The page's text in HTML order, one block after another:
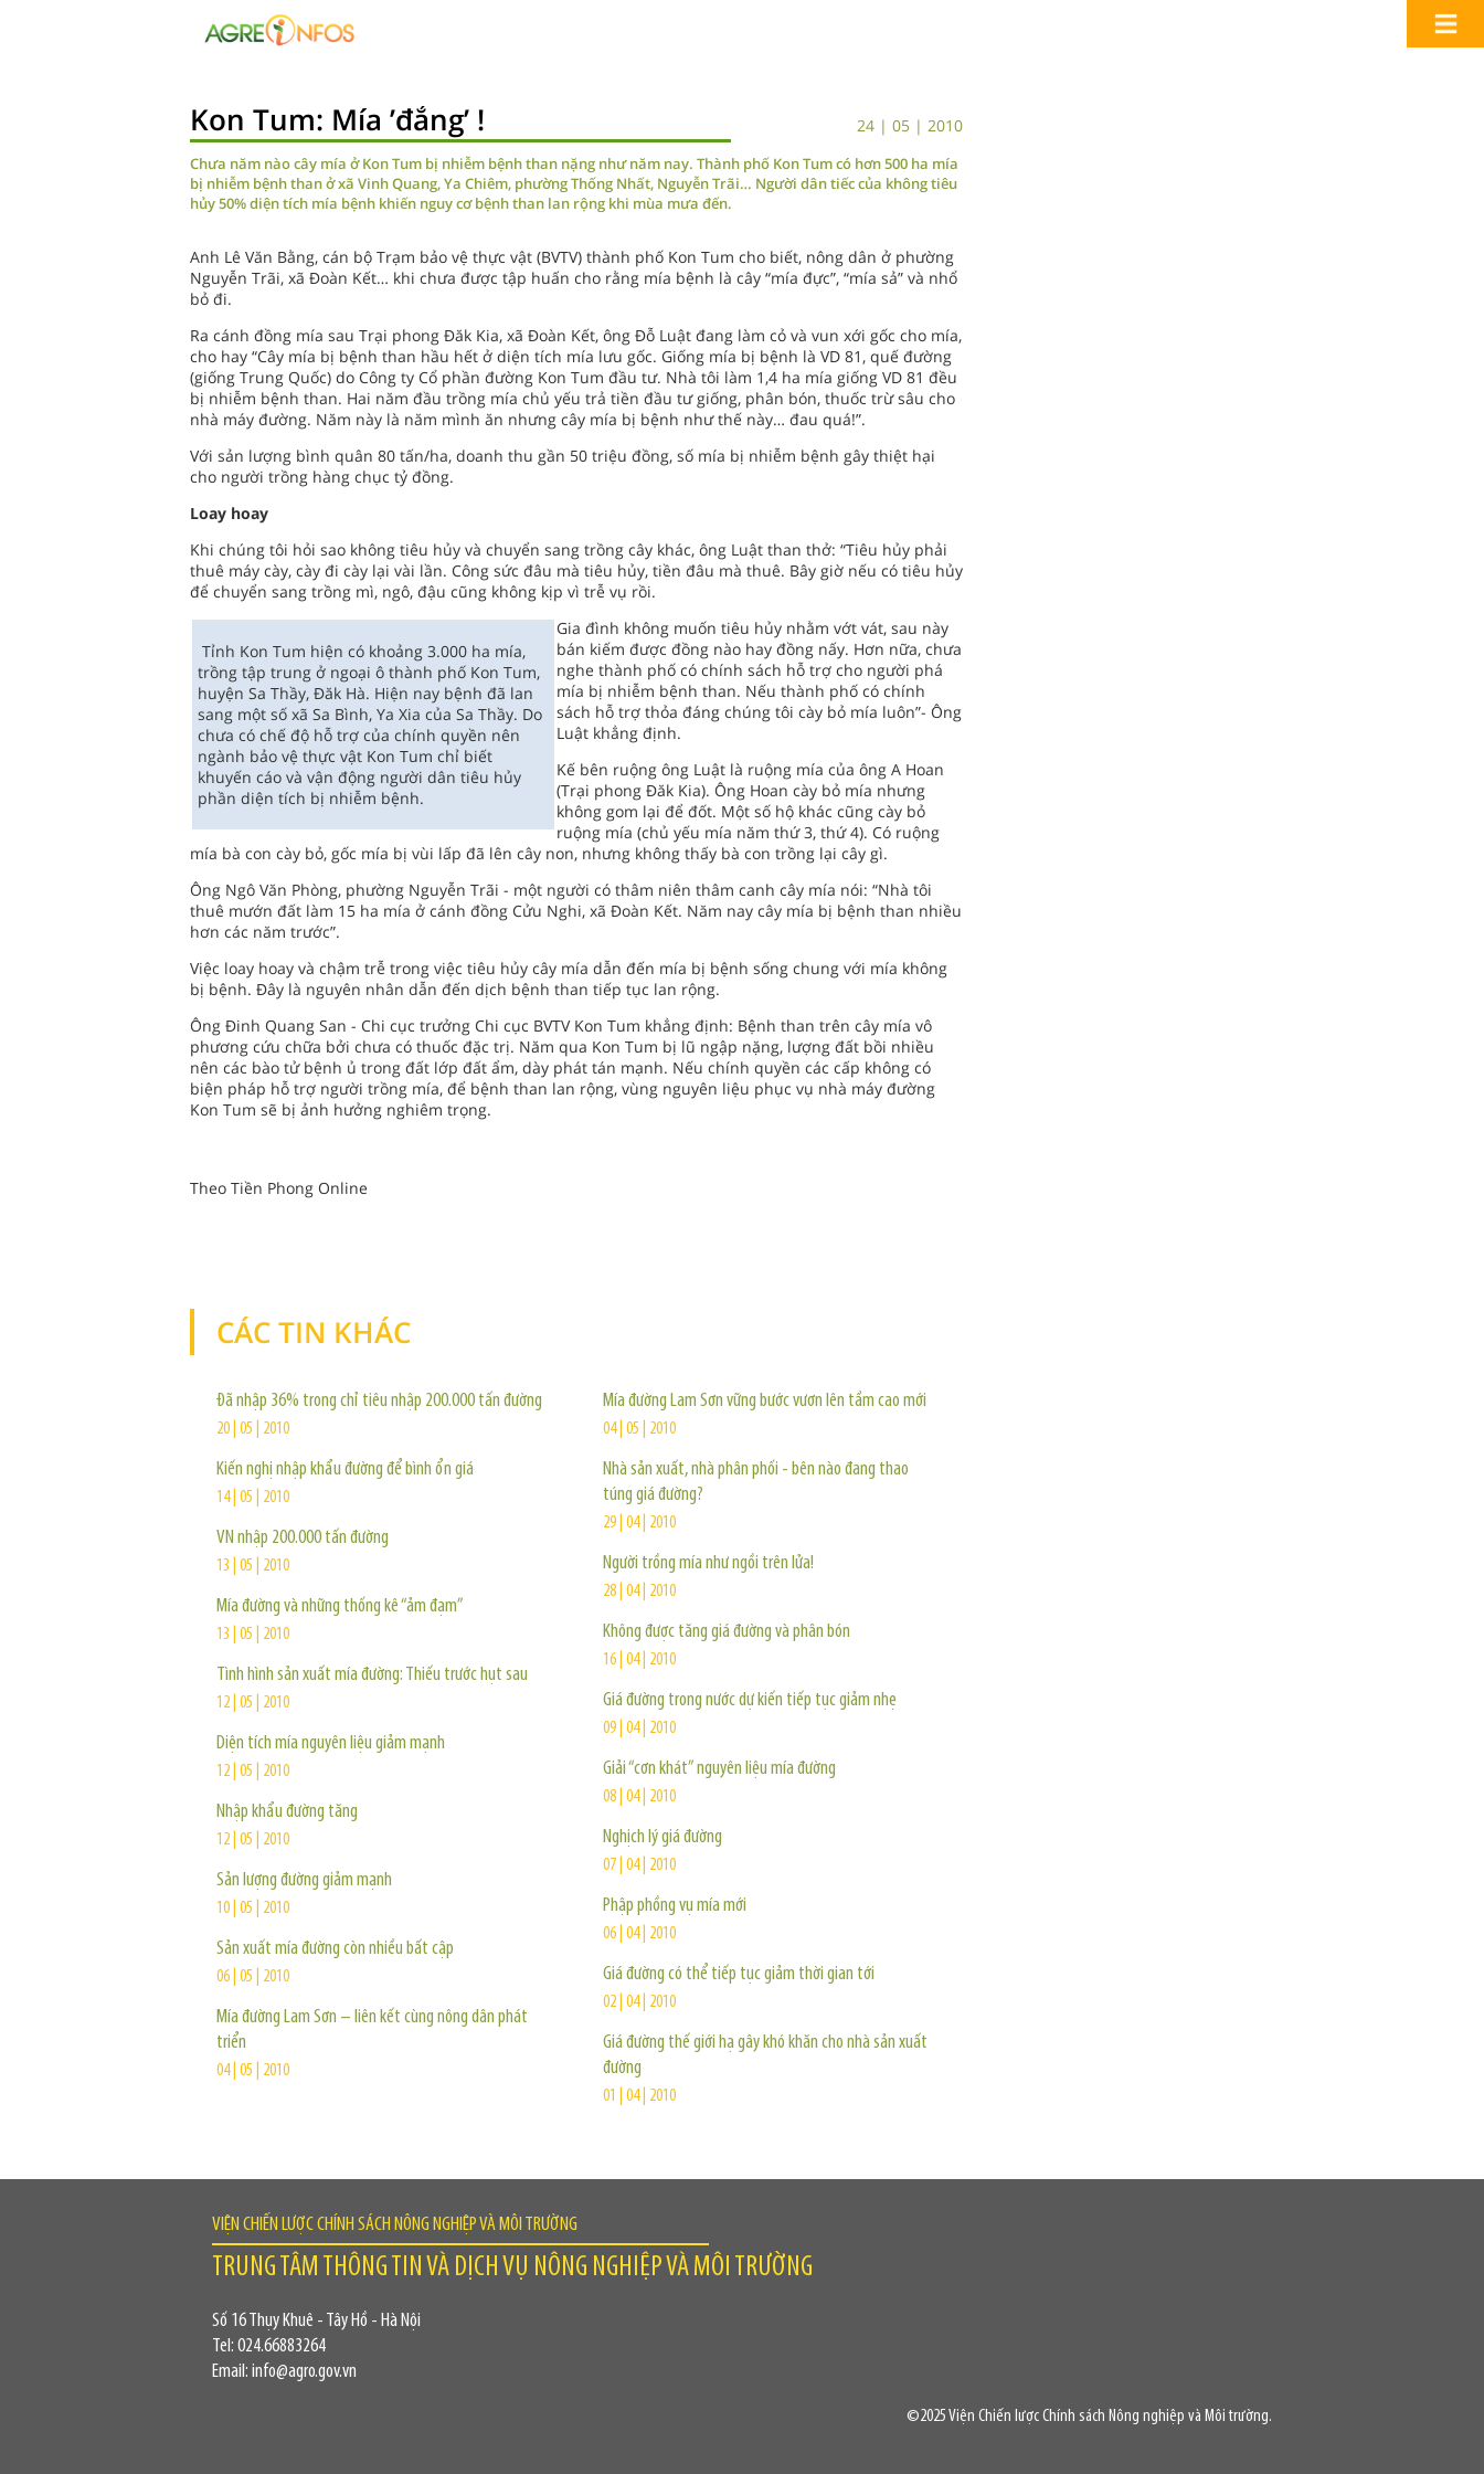
Kon Tum: Mía ’đắng’ ! 24 | 05 | 2010
Chưa năm nào cây mía ở Kon Tum bị nhiễm bệnh than nặng như năm nay. Thành phố Kon Tum có hơn 500 ha mía
bị nhiễm bệnh than ở xã Vinh Quang, Ya Chiêm, phường Thống Nhất, Nguyễn Trãi… Người dân tiếc của không tiêu
hủy 50% diện tích mía bệnh khiến nguy cơ bệnh than lan rộng khi mùa mưa đến.
Anh Lê Văn Bằng, cán bộ Trạm bảo vệ thực vật (BVTV) thành phố Kon Tum cho biết, nông dân ở phường
Nguyễn Trãi, xã Đoàn Kết… khi chưa được tập huấn cho rằng mía bệnh là cây “mía đực”, “mía sả” và nhổ
bỏ đi.
Ra cánh đồng mía sau Trại phong Đăk Kia, xã Đoàn Kết, ông Đỗ Luật đang làm cỏ và vun xới gốc cho mía,
cho hay “Cây mía bị bệnh than hầu hết ở diện tích mía lưu gốc. Giống mía bị bệnh là VD 81, quế đường
(giống Trung Quốc) do Công ty Cổ phần đường Kon Tum đầu tư. Nhà tôi làm 1,4 ha mía giống VD 81 đều
bị nhiễm bệnh than. Hai năm đầu trồng mía chủ yếu trả tiền đầu tư giống, phân bón, thuốc trừ sâu cho
nhà máy đường. Năm này là năm mình ăn nhưng cây mía bị bệnh như thế này… đau quá!”.
Với sản lượng bình quân 80 tấn/ha, doanh thu gần 50 triệu đồng, số mía bị nhiễm bệnh gây thiệt hại
cho người trồng hàng chục tỷ đồng.
Loay hoay
Khi chúng tôi hỏi sao không tiêu hủy và chuyển sang trồng cây khác, ông Luật than thở: “Tiêu hủy phải
thuê máy cày, cày đi cày lại vài lần. Công sức đâu mà tiêu hủy, tiền đâu mà thuê. Bây giờ nếu có tiêu hủy
để chuyển sang trồng mì, ngô, đậu cũng không kịp vì trễ vụ rồi.
Tỉnh Kon Tum hiện có khoảng 3.000 ha mía,
trồng tập trung ở ngoại ô thành phố Kon Tum,
huyện Sa Thầy, Đăk Hà. Hiện nay bệnh đã lan
sang một số xã Sa Bình, Ya Xia của Sa Thầy. Do
chưa có chế độ hỗ trợ của chính quyền nên
ngành bảo vệ thực vật Kon Tum chỉ biết
khuyến cáo và vận động người dân tiêu hủy
phần diện tích bị nhiễm bệnh.
Gia đình không muốn tiêu hủy nhằm vớt vát, sau này
bán kiếm được đồng nào hay đồng nấy. Hơn nữa, chưa
nghe thành phố có chính sách hỗ trợ cho người phá
mía bị nhiễm bệnh than. Nếu thành phố có chính
sách hỗ trợ thỏa đáng chúng tôi cày bỏ mía luôn”- Ông
Luật khẳng định.
Kế bên ruộng ông Luật là ruộng mía của ông A Hoan
(Trại phong Đăk Kia). Ông Hoan cày bỏ mía nhưng
không gom lại để đốt. Một số hộ khác cũng cày bỏ
ruộng mía (chủ yếu mía năm thứ 3, thứ 4). Có ruộng
mía bà con cày bỏ, gốc mía bị vùi lấp đã lên cây non, nhưng không thấy bà con trồng lại cây gì.
Ông Ngô Văn Phòng, phường Nguyễn Trãi - một người có thâm niên thâm canh cây mía nói: “Nhà tôi
thuê mướn đất làm 15 ha mía ở cánh đồng Cửu Nghi, xã Đoàn Kết. Năm nay cây mía bị bệnh than nhiều
hơn các năm trước”.
Việc loay hoay và chậm trễ trong việc tiêu hủy cây mía dẫn đến mía bị bệnh sống chung với mía không
bị bệnh. Đây là nguyên nhân dẫn đến dịch bệnh than tiếp tục lan rộng.
Ông Đinh Quang San - Chi cục trưởng Chi cục BVTV Kon Tum khẳng định: Bệnh than trên cây mía vô
phương cứu chữa bởi chưa có thuốc đặc trị. Năm qua Kon Tum bị lũ ngập nặng, lượng đất bồi nhiều
nên các bào tử bệnh ủ trong đất lớp đất ẩm, dày phát tán mạnh. Nếu chính quyền các cấp không có
biện pháp hỗ trợ người trồng mía, để bệnh than lan rộng, vùng nguyên liệu phục vụ nhà máy đường
Kon Tum sẽ bị ảnh hưởng nghiêm trọng.
Theo Tiền Phong Online
CÁC TIN KHÁC
Đã nhập 36% trong chỉ tiêu nhập 200.000 tấn đường
20 | 05 | 2010
Kiến nghị nhập khẩu đường để bình ổn giá
14 | 05 | 2010
VN nhập 200.000 tấn đường
13 | 05 | 2010
Mía đường và những thống kê “ảm đạm”
13 | 05 | 2010
Tình hình sản xuất mía đường: Thiếu trước hụt sau
12 | 05 | 2010
Diện tích mía nguyên liệu giảm mạnh
12 | 05 | 2010
Nhập khẩu đường tăng
12 | 05 | 2010
Sản lượng đường giảm mạnh
10 | 05 | 2010
Sản xuất mía đường còn nhiều bất cập
06 | 05 | 2010
Mía đường Lam Sơn – liên kết cùng nông dân phát
triển
04 | 05 | 2010
Mía đường Lam Sơn vững bước vươn lên tầm cao mới
04 | 05 | 2010
Nhà sản xuất, nhà phân phối - bên nào đang thao
túng giá đường?
29 | 04 | 2010
Người trồng mía như ngồi trên lửa!
28 | 04 | 2010
Không được tăng giá đường và phân bón
16 | 04 | 2010
Giá đường trong nước dự kiến tiếp tục giảm nhẹ
09 | 04 | 2010
Giải “cơn khát” nguyên liệu mía đường
08 | 04 | 2010
Nghịch lý giá đường
07 | 04 | 2010
Phập phồng vụ mía mới
06 | 04 | 2010
Giá đường có thể tiếp tục giảm thời gian tới
02 | 04 | 2010
Giá đường thế giới hạ gây khó khăn cho nhà sản xuất
đường
01 | 04 | 2010
VIỆN CHIẾN LƯỢC CHÍNH SÁCH NÔNG NGHIỆP VÀ MÔI TRƯỜNG
TRUNG TÂM THÔNG TIN VÀ DỊCH VỤ NÔNG NGHIỆP VÀ MÔI TRƯỜNG
Số 16 Thụy Khuê - Tây Hồ - Hà Nội
Tel: 024.66883264
Email: info@agro.gov.vn
©2025 Viện Chiến lược Chính sách Nông nghiệp và Môi trường.